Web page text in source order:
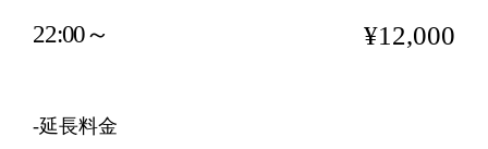
22:00～ ¥12,000
-延長料金